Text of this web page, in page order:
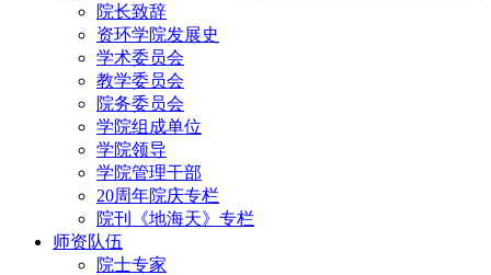
院长致辞
资环学院发展史
学术委员会
教学委员会
院务委员会
学院组成单位
学院领导
学院管理干部
20周年院庆专栏
院刊《地海天》专栏
师资队伍
院士专家